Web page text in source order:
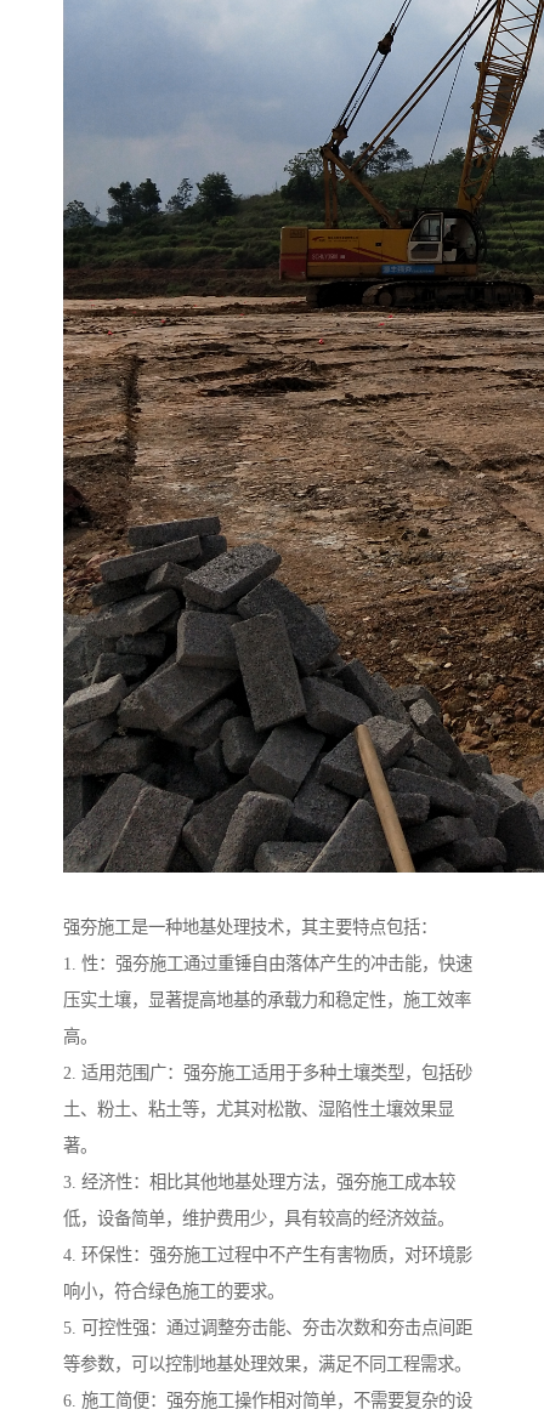
强夯施工是一种地基处理技术，其主要特点包括：
1. 性：强夯施工通过重锤自由落体产生的冲击能，快速
压实土壤，显著提高地基的承载力和稳定性，施工效率
高。
2. 适用范围广：强夯施工适用于多种土壤类型，包括砂
土、粉土、粘土等，尤其对松散、湿陷性土壤效果显
著。
3. 经济性：相比其他地基处理方法，强夯施工成本较
低，设备简单，维护费用少，具有较高的经济效益。
4. 环保性：强夯施工过程中不产生有害物质，对环境影
响小，符合绿色施工的要求。
5. 可控性强：通过调整夯击能、夯击次数和夯击点间距
等参数，可以控制地基处理效果，满足不同工程需求。
6. 施工简便：强夯施工操作相对简单，不需要复杂的设